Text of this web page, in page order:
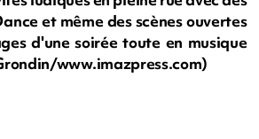
et même des scènes ouvertes
d'une soirée toute en musique
www.imazpress.com)